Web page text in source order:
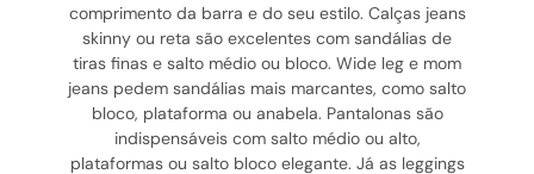
comprimento da barra e do seu estilo. Calças jeans
skinny ou reta são excelentes com sandálias de
tiras finas e salto médio ou bloco. Wide leg e mom
jeans pedem sandálias mais marcantes, como salto
bloco, plataforma ou anabela. Pantalonas são
indispensáveis com salto médio ou alto,
plataformas ou salto bloco elegante. Já as leggings